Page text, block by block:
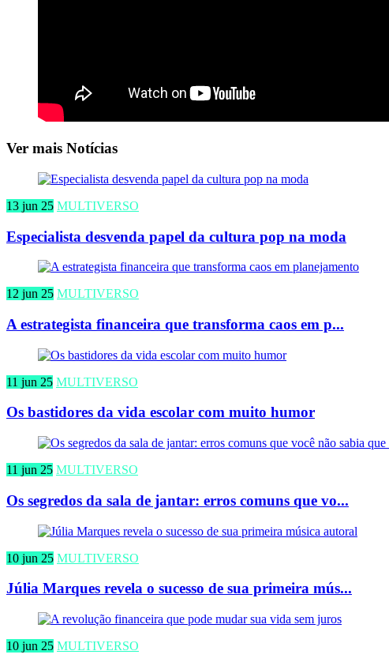
Ver mais Notícias
13 jun 25 MULTIVERSO
Especialista desvenda papel da cultura pop na moda
12 jun 25 MULTIVERSO
A estrategista financeira que transforma caos em p...
11 jun 25 MULTIVERSO
Os bastidores da vida escolar com muito humor
11 jun 25 MULTIVERSO
Os segredos da sala de jantar: erros comuns que vo...
10 jun 25 MULTIVERSO
Júlia Marques revela o sucesso de sua primeira mús...
10 jun 25 MULTIVERSO